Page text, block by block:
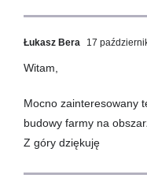
Łukasz Bera 17
Witam,
Mocno zainteresowany
budowy farmy na
Z góry dziękuję